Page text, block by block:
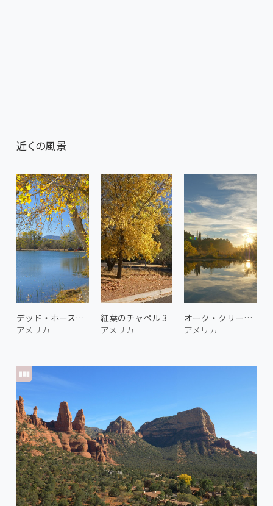
近くの風景
デッド・ホース・ランチ州立公園 1
アメリカ
紅葉のチャペル 3
アメリカ
オーク・クリーク 2
アメリカ